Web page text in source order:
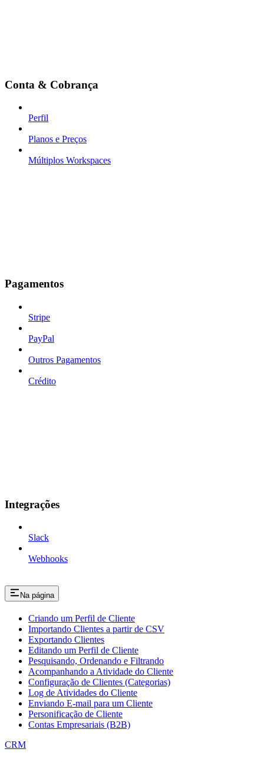
Conta & Cobrança
Perfil
Planos e Preços
Múltiplos Workspaces
Pagamentos
Stripe
PayPal
Outros Pagamentos
Crédito
Integrações
Slack
Webhooks
Na página
Criando um Perfil de Cliente
Importando Clientes a partir de CSV
Exportando Clientes
Editando um Perfil de Cliente
Pesquisando, Ordenando e Filtrando
Acompanhando a Atividade do Cliente
Configuração de Clientes (Categorias)
Log de Atividades do Cliente
Enviando E-mail para um Cliente
Personificação de Cliente
Contas Empresariais (B2B)
CRM